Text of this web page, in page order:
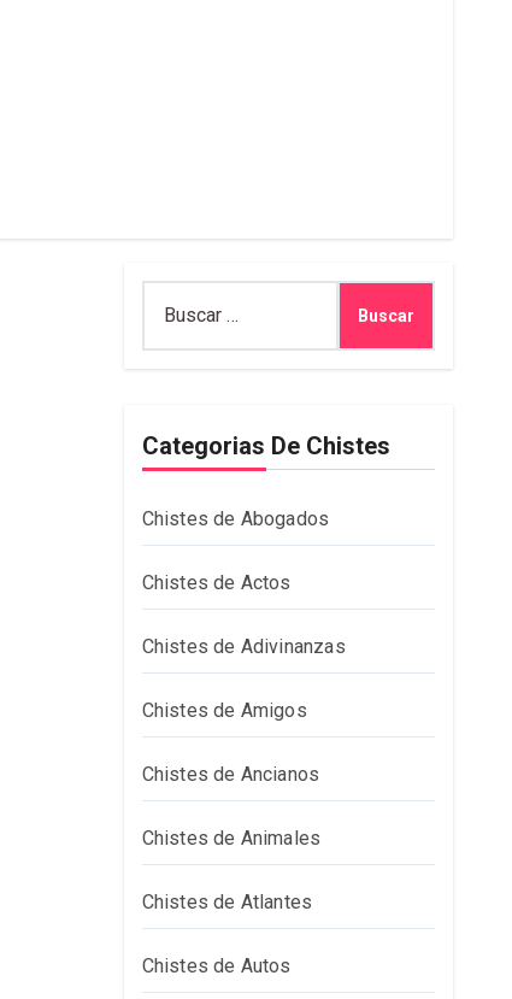
Categorias De Chistes
Chistes de Abogados
Chistes de Actos
Chistes de Adivinanzas
Chistes de Amigos
Chistes de Ancianos
Chistes de Animales
Chistes de Atlantes
Chistes de Autos